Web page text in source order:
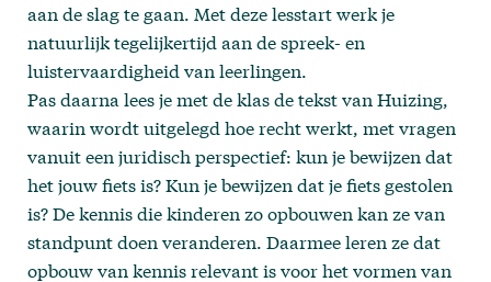
aan de slag te gaan. Met deze lesstart werk je
natuurlijk tegelijkertijd aan de spreek- en
luistervaardigheid van leerlingen.
Pas daarna lees je met de klas de tekst van Huizing,
waarin wordt uitgelegd hoe recht werkt, met vragen
vanuit een juridisch perspectief: kun je bewijzen dat
het jouw fiets is? Kun je bewijzen dat je fiets gestolen
is? De kennis die kinderen zo opbouwen kan ze van
standpunt doen veranderen. Daarmee leren ze dat
opbouw van kennis relevant is voor het vormen van